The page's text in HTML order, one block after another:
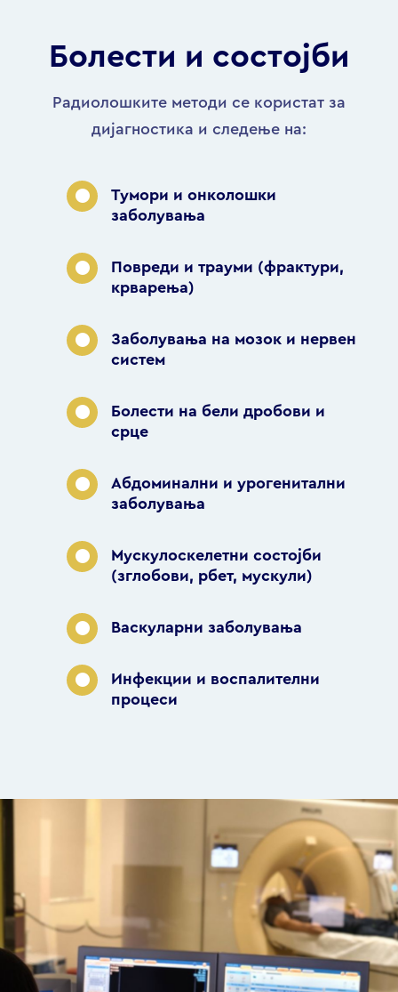
Болести и состојби
Радиолошките методи се користат за
дијагностика и следење на:
Тумори и онколошки
заболувања
Повреди и трауми (фрактури,
крварења)
Заболувања на мозок и нервен
систем
Болести на бели дробови и
срце
Абдоминални и урогенитални
заболувања
Мускулоскелетни состојби
(зглобови, рбет, мускули)
Васкуларни заболувања
Инфекции и воспалителни
процеси